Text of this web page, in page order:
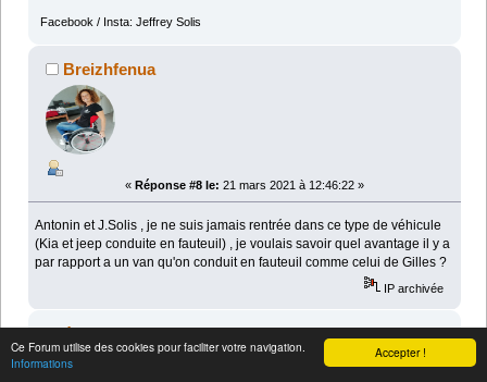
Accepter !
Ce Forum utilise des cookies pour faciliter votre navigation.
Informations
Facebook / Insta: Jeffrey Solis
Breizhfenua
« Réponse #8 le: 21 mars 2021 à 12:46:22 »
Antonin et J.Solis , je ne suis jamais rentrée dans ce type de véhicule
(Kia et jeep conduite en fauteuil) , je voulais savoir quel avantage il y a
par rapport a un van qu'on conduit en fauteuil comme celui de Gilles ?
IP archivée
éric
Membre de l'association